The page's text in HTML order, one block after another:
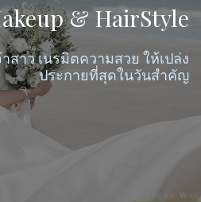
& HairStyle
สาว เนรมิตความสวย ให้เปล่ง
ประกายที่สุดในวันสำคัญ